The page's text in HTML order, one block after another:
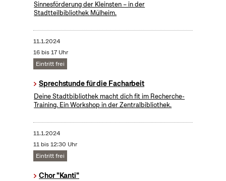
Sinnesförderung der Kleinsten – in der
Stadtteilbibliothek Mülheim.
11.1.2024
16 bis 17 Uhr
Eintritt frei
Sprechstunde für die Facharbeit
Deine Stadtbibliothek macht dich fit im Recherche-
Training. Ein Workshop in der Zentralbibliothek.
11.1.2024
11 bis 12:30 Uhr
Eintritt frei
Chor "Kanti"